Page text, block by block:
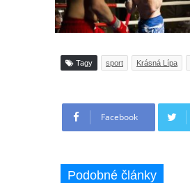
Tagy sport Krásná Lípa
Facebook
Podobné články